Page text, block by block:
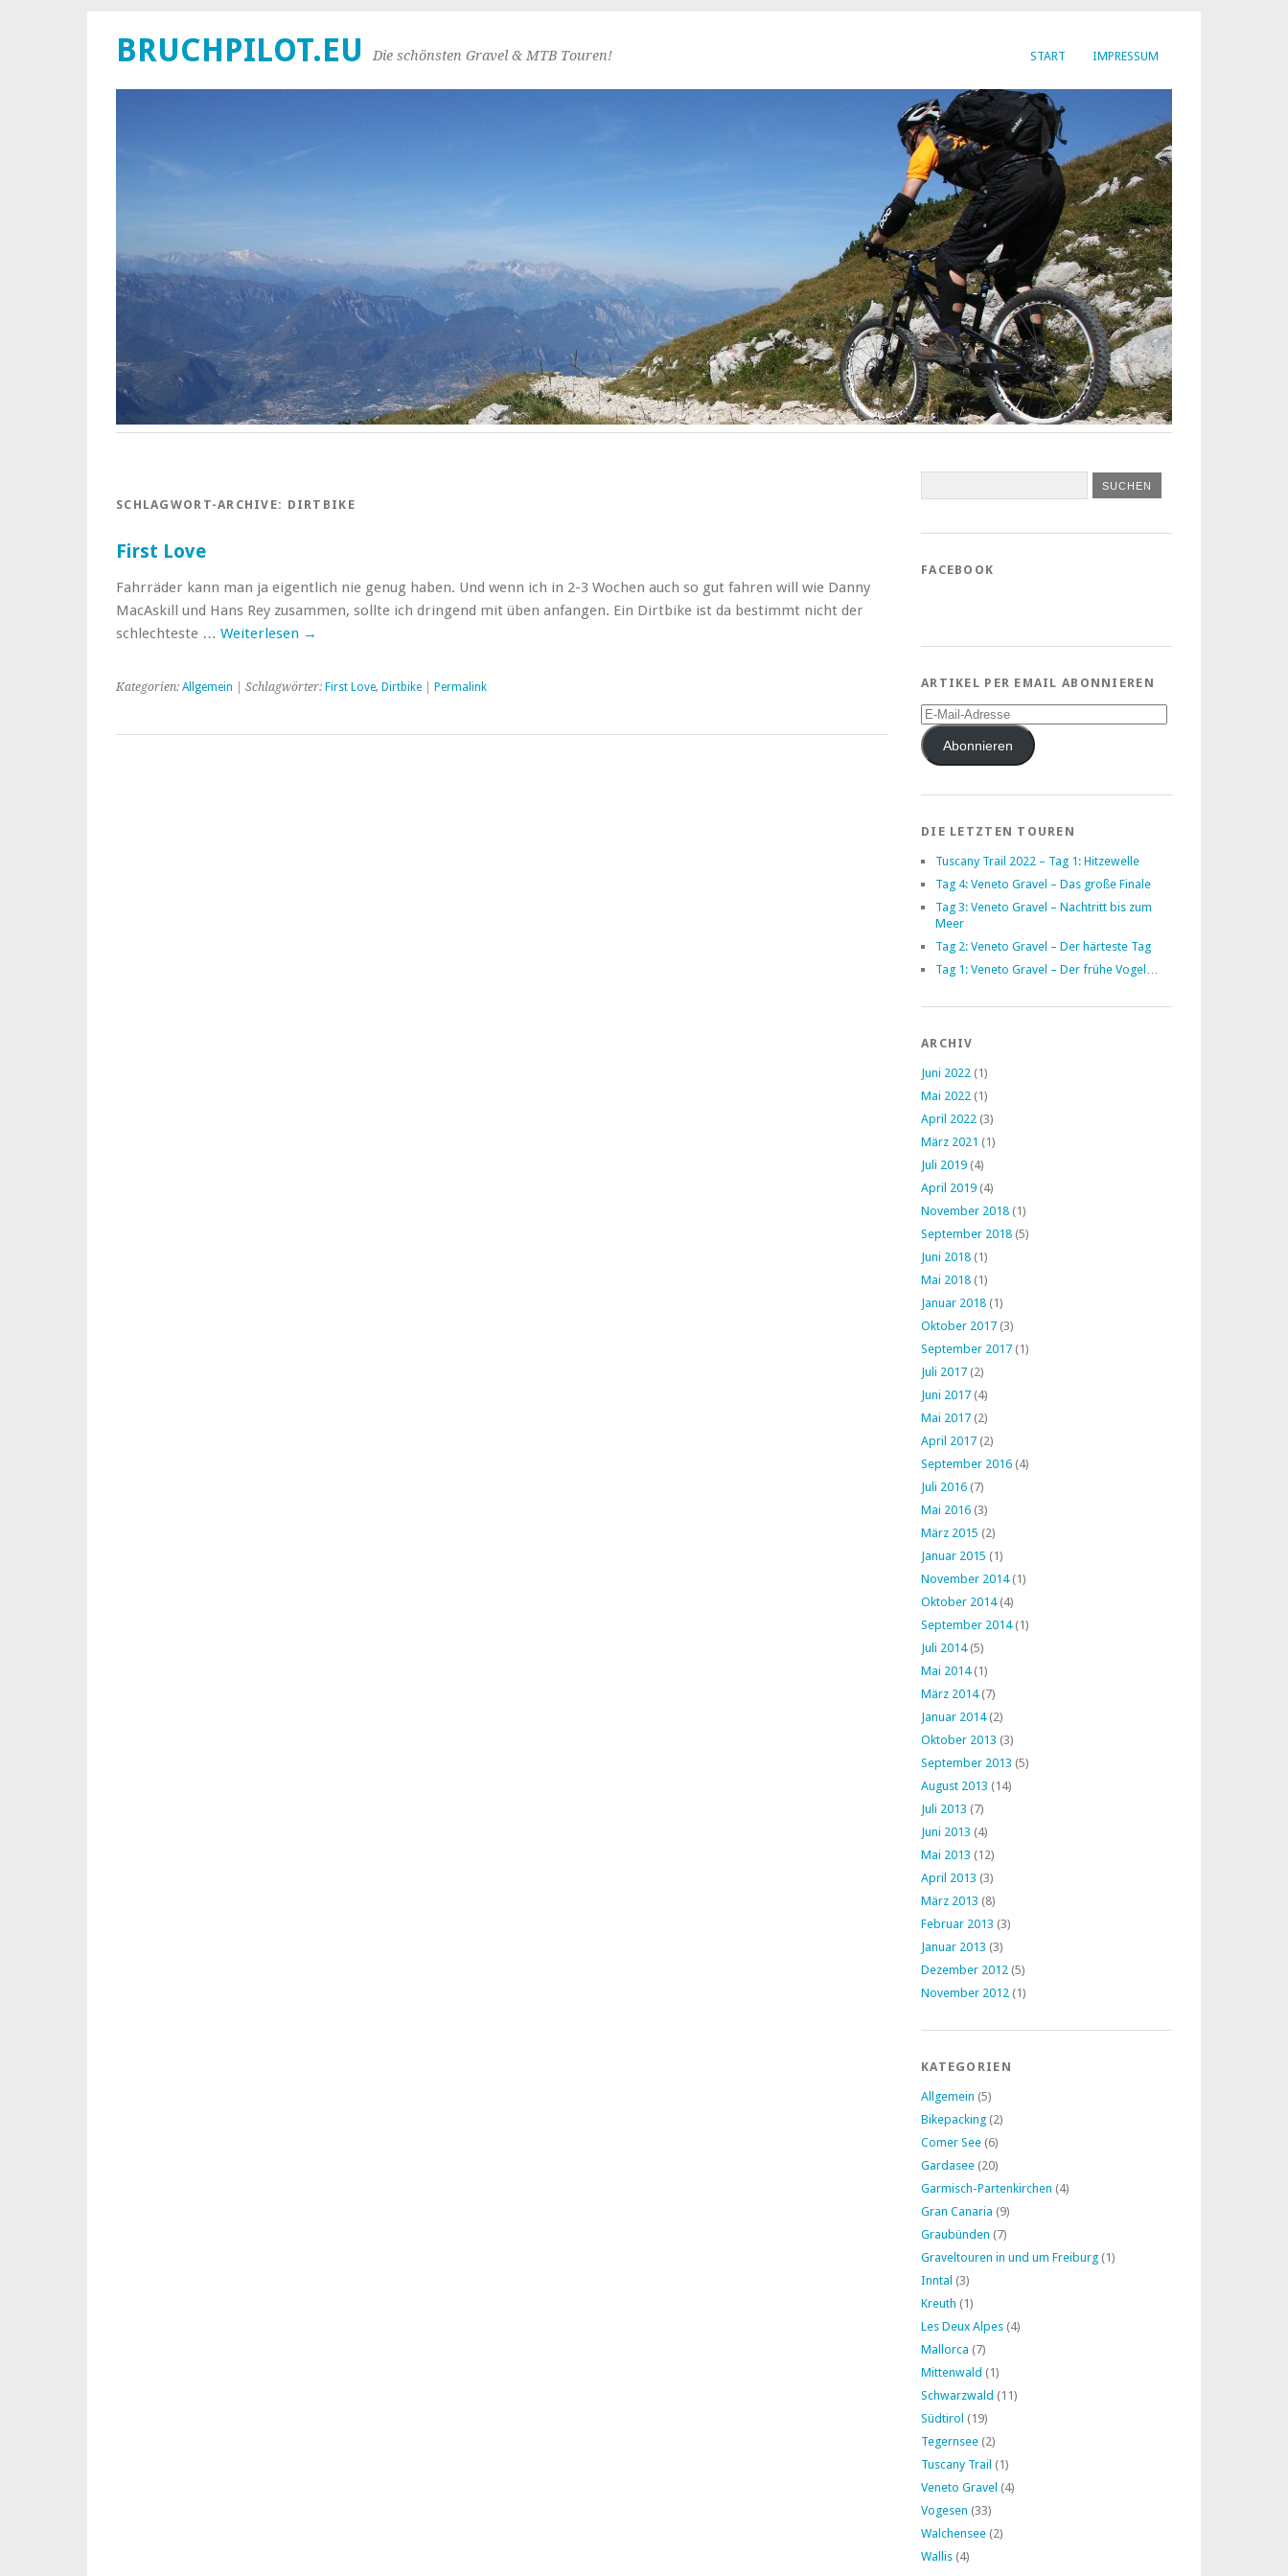
START IMPRESSUM
BRUCHPILOT.EU Die schönsten Gravel & MTB Touren!
SCHLAGWORT-ARCHIVE: DIRTBIKE
First Love
Fahrräder kann man ja eigentlich nie genug haben. Und wenn ich in 2-3 Wochen auch so gut fahren will wie Danny
MacAskill und Hans Rey zusammen, sollte ich dringend mit üben anfangen. Ein Dirtbike ist da bestimmt nicht der
schlechteste … Weiterlesen →
Kategorien: Allgemein | Schlagwörter: First Love, Dirtbike Permalink
FACEBOOK
ARTIKEL PER EMAIL ABONNIEREN
E-
Mail-
AdresseAbonnieren
DIE LETZTEN TOUREN
Tuscany Trail 2022 – Tag 1: Hitzewelle
Tag 4: Veneto Gravel – Das große Finale
Tag 3: Veneto Gravel – Nachtritt bis zum
Meer
Tag 2: Veneto Gravel – Der härteste Tag
Tag 1: Veneto Gravel – Der frühe Vogel…
ARCHIV
Juni 2022 (1)
Mai 2022 (1)
April 2022 (3)
März 2021 (1)
Juli 2019 (4)
April 2019 (4)
November 2018 (1)
September 2018 (5)
Juni 2018 (1)
Mai 2018 (1)
Januar 2018 (1)
Oktober 2017 (3)
September 2017 (1)
Juli 2017 (2)
Juni 2017 (4)
Mai 2017 (2)
April 2017 (2)
September 2016 (4)
Juli 2016 (7)
Mai 2016 (3)
März 2015 (2)
Januar 2015 (1)
November 2014(1)
Oktober 2014(4)
September 2014(1)
Juli 2014(5)
Mai 2014(1)
März 2014(7)
Januar 2014(2)
Oktober 2013 (3)
September 2013 (5)
August 2013 (14)
Juli 2013 (7)
Juni 2013 (4)
Mai 2013 (12)
April 2013 (3)
März 2013 (8)
Februar 2013 (3)
Januar 2013 (3)
Dezember 2012 (5)
November 2012 (1)
KATEGORIEN
Allgemein (5)
Bikepacking (2)
Comer See (6)
Gardasee (20)
Garmisch-Partenkirchen (4)
Gran Canaria (9)
Graubünden (7)
Graveltouren in und um Freiburg (1)
Inntal (3)
Kreuth (1)
Les Deux Alpes (4)
Mallorca (7)
Mittenwald (1)
Schwarzwald (11)
Südtirol (19)
Tegernsee (2)
Tuscany Trail (1)
Veneto Gravel (4)
Vogesen (33)
Walchensee (2)
Wallis (4)